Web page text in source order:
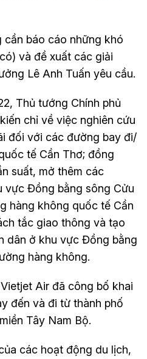
cần báo cáo những khó
và đề xuất các giải
Lê Anh Tuấn yêu cầu.
Thủ tướng Chính phủ
chỉ về việc nghiên cứu
đối với các đường bay đi/
tế Cần Thơ; đồng
suất, mở thêm các
vực Đồng bằng sông Cửu
hàng không quốc tế Cần
tắc giao thông và tạo
dân ở khu vực Đồng bằng
hàng không.
Air đã công bố khai
đến và đi từ thành phố
Tây Nam Bộ.
các hoạt động du lịch,